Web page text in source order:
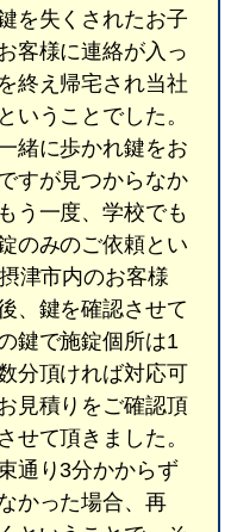
を失くされたお子
客様に連絡が入っ
終え帰宅され当社
いうことでした。
緒に歩かれ鍵をお
すが見つからなか
う一度、学校でも
のみのご依頼とい
津市内のお客様
、鍵を確認させて
鍵で施錠個所は1
分頂ければ対応可
見積りをご確認頂
せて頂きました。
通り3分かからず
かった場合、再